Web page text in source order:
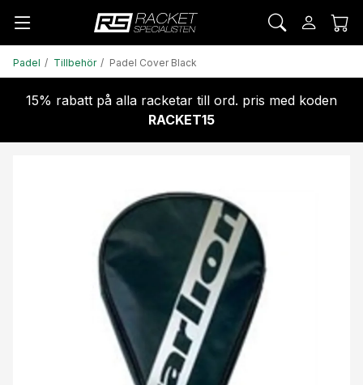
Padel Tillbehör Padel Cover Black
15% rabatt på alla racketar till ord. pris med koden
RACKET15